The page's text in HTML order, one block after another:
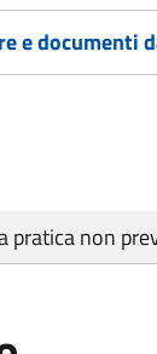
e documenti
pratica non